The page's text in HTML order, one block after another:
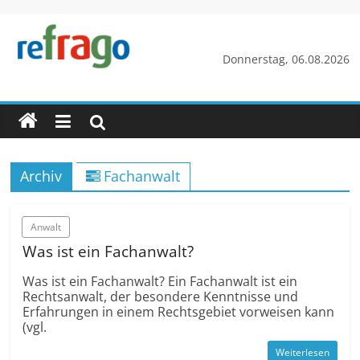
springen
Donnerstag, 06.08.2026
refrago
Rechtsfragen
online
verständlich
erklärt
Archiv Fachanwalt
Anwalt
Was ist ein Fachanwalt?
Was ist ein Fachanwalt? Ein Fachanwalt ist ein
Rechtsanwalt, der besondere Kenntnisse und
Erfahrungen in einem Rechtsgebiet vorweisen kann
(vgl.
Weiterlesen